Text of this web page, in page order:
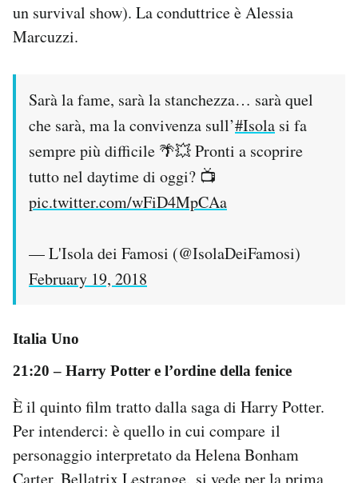
un survival show). La conduttrice è Alessia
Marcuzzi.
Sarà la fame, sarà la stanchezza… sarà quel
che sarà, ma la convivenza sull’#Isola si fa
sempre più difficile 🌴💥 Pronti a scoprire
tutto nel daytime di oggi? 📺
pic.twitter.com/wFiD4MpCAa
— L'Isola dei Famosi (@IsolaDeiFamosi)
February 19, 2018
Italia Uno
21:20– Harry Potter e l’ordine della fenice
È il quinto film tratto dalla saga di Harry Potter.
Per intenderci: è quello in cui compare il
personaggio interpretato da Helena Bonham
Carter, Bellatrix Lestrange, si vede per la prima